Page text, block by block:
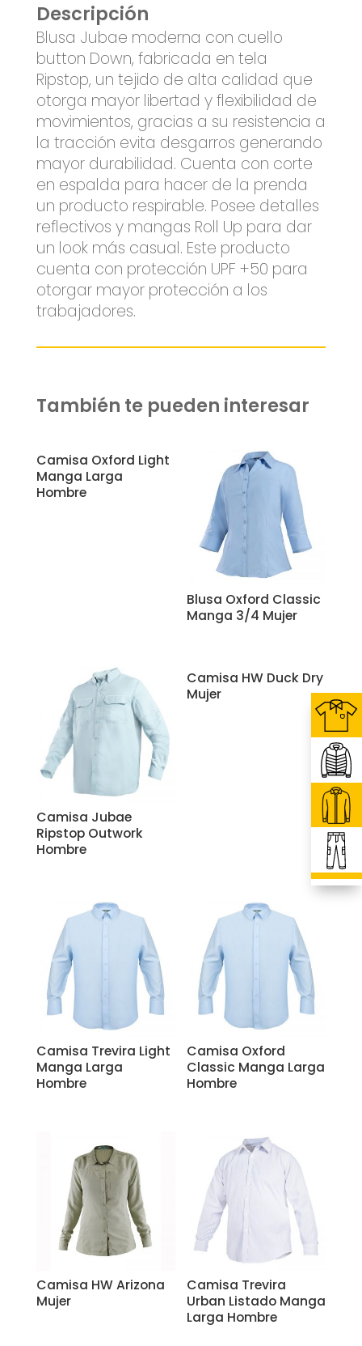
Descripción
Blusa Jubae moderna con cuello
button Down, fabricada en tela
Ripstop, un tejido de alta calidad que
otorga mayor libertad y flexibilidad de
movimientos, gracias a su resistencia a
la tracción evita desgarros generando
mayor durabilidad. Cuenta con corte
en espalda para hacer de la prenda
un producto respirable. Posee detalles
reflectivos y mangas Roll Up para dar
un look más casual. Este producto
cuenta con protección UPF +50 para
otorgar mayor protección a los
trabajadores.
También te pueden interesar
Related products
Camisa Oxford Light
Manga Larga
Hombre
Blusa Oxford Classic
Manga 3/4 Mujer
Camisa Jubae
Ripstop Outwork
Hombre
Camisa HW Duck Dry
Mujer
Camisa Trevira Light
Manga Larga
Hombre
Camisa Oxford
Classic Manga Larga
Hombre
Camisa HW Arizona
Mujer
Camisa Trevira
Urban Listado Manga
Larga Hombre